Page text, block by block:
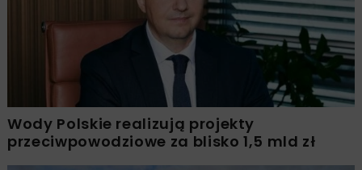
Wody Polskie realizują projekty
przeciwpowodziowe za blisko 1,5 mld zł